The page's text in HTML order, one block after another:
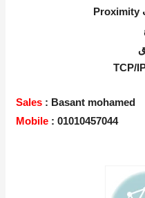
TCP/
Sales : Basant mohamed
Mobile : 01010457044